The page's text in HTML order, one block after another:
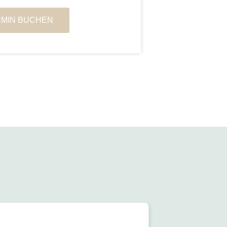
BUCHEN